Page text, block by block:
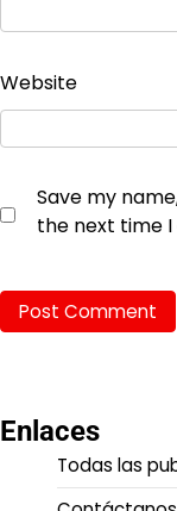
Website
Save my
the next time
Enlaces
Todas las